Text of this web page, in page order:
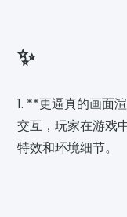
✨
1. **更逼真的画面
交互，玩家在游戏
特效和环境细节。